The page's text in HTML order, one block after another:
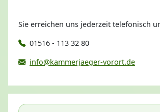
Sie erreichen uns jederzeit telefonisch
01516 - 113 32 80
info@kammerjaeger-vorort.de